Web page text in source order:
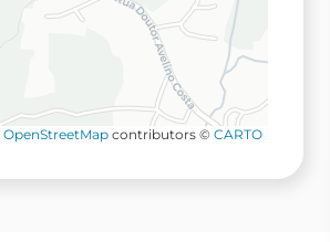
OpenStreetMap contributors © CARTO